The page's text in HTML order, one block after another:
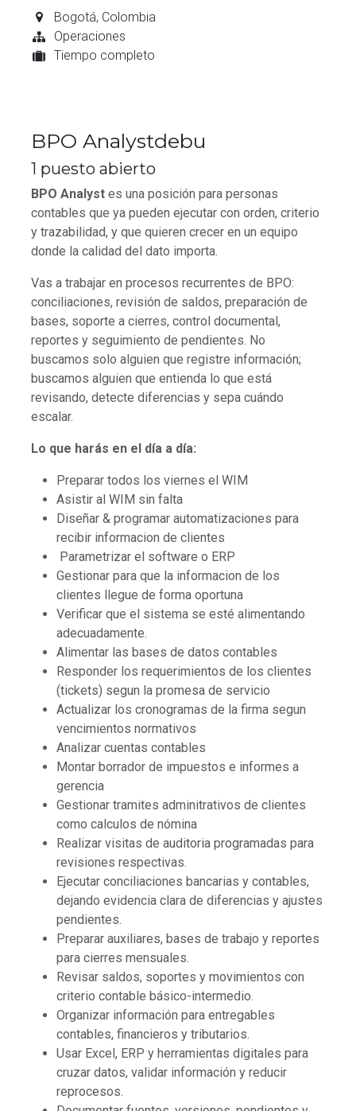
Bogotá, Colombia
Operaciones
Tiempo completo
BPO Analystdebu
1 puesto abierto
BPO Analyst es una posición para personas
contables que ya pueden ejecutar con orden, criterio
y trazabilidad, y que quieren crecer en un equipo
donde la calidad del dato importa.
Vas a trabajar en procesos recurrentes de BPO:
conciliaciones, revisión de saldos, preparación de
bases, soporte a cierres, control documental,
reportes y seguimiento de pendientes. No
buscamos solo alguien que registre información;
buscamos alguien que entienda lo que está
revisando, detecte diferencias y sepa cuándo
escalar.
Lo que harás en el día a día:
Preparar todos los viernes el WIM
Asistir al WIM sin falta
Diseñar & programar automatizaciones para
recibir informacion de clientes
Parametrizar el software o ERP
Gestionar para que la informacion de los
clientes llegue de forma oportuna
Verificar que el sistema se esté alimentando
adecuadamente.
Alimentar las bases de datos contables
Responder los requerimientos de los clientes
(tickets) segun la promesa de servicio
Actualizar los cronogramas de la firma segun
vencimientos normativos
Analizar cuentas contables
Montar borrador de impuestos e informes a
gerencia
Gestionar tramites adminitrativos de clientes
como calculos de nómina
Realizar visitas de auditoria programadas para
revisiones respectivas.
Ejecutar conciliaciones bancarias y contables,
dejando evidencia clara de diferencias y ajustes
pendientes.
Preparar auxiliares, bases de trabajo y reportes
para cierres mensuales.
Revisar saldos, soportes y movimientos con
criterio contable básico-intermedio.
Organizar información para entregables
contables, financieros y tributarios.
Usar Excel, ERP y herramientas digitales para
cruzar datos, validar información y reducir
reprocesos.